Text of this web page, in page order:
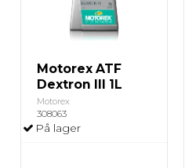
Motorex ATF
Dextron III 1L
Motorex
308063
På lager